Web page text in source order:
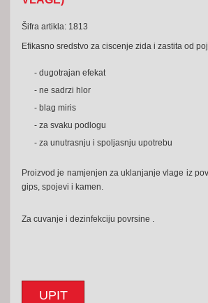
Šifra artikla: 1813
Efikasno sredstvo za ciscenje zida i zastita od
- dugotrajan efekat
- ne sadrzi hlor
- blag miris
- za svaku podlogu
- za unutrasnju i spoljasnju upotrebu
Proizvod je namjenjen za uklanjanje vlage iz
gips, spojevi i kamen.
Za cuvanje i dezinfekciju povrsine .
UPIT